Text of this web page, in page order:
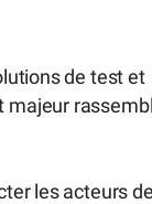
de test et
majeur
les acteurs de